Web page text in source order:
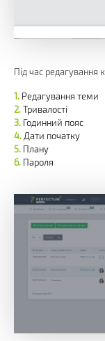
Під час редагування
Редагування теми
Тривалості
Годинний пояс
Дати початку
Плану
Пароля